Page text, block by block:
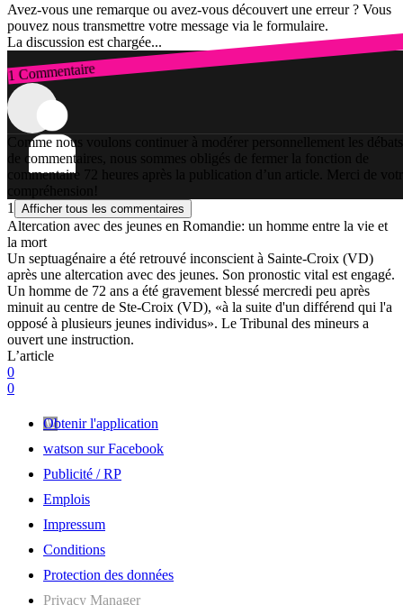
Avez-vous une remarque ou avez-vous découvert une erreur ? Vous
pouvez nous transmettre votre message via le formulaire.
La discussion est chargée...
1 Commentaire
Connexion
Comme nous voulons continuer à modérer personnellement les débats
de commentaires, nous sommes obligés de fermer la fonction de
commentaire 72 heures après la publication d’un article. Merci de
compréhension!
1
Afficher tous les commentaires
Altercation avec des jeunes en Romandie: un homme entre la vie et
la mort
Un septuagénaire a été retrouvé inconscient à Sainte-Croix (VD)
après une altercation avec des jeunes. Son pronostic vital est engagé.
Un homme de 72 ans a été gravement blessé mercredi peu après
minuit au centre de Ste-Croix (VD), «à la suite d'un différend qui l'a
opposé à plusieurs jeunes individus». Le Tribunal des mineurs a
ouvert une instruction.
L’article
0
0
Obtenir l'application
watson sur Facebook
Publicité / RP
Emplois
Impressum
Conditions
Protection des données
Privacy Manager